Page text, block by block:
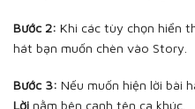
Bước 2: Khi các tùy chọn hiển
hát bạn muốn chèn vào Story.
Bước 3: Nếu muốn hiện lời bài
Lời nằm bên cạnh tên ca khúc.